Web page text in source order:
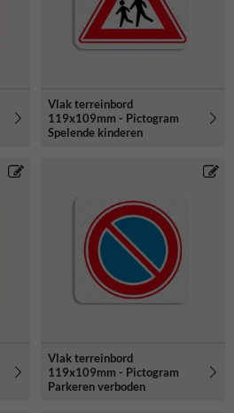
Vlak terreinbord
119x109mm - Pictogram
Spelende kinderen
Vlak terreinbord
119x109mm - Pictogram
Parkeren verboden